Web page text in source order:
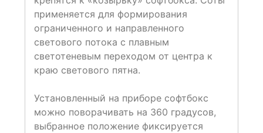
применяется для формирования
ограниченного и направленного
светового потока с плавным
светотеневым переходом от центра к
краю светового пятна.
Установленный на приборе софтбокс
можно поворачивать на 360 градусов,
выбранное положение фиксируется